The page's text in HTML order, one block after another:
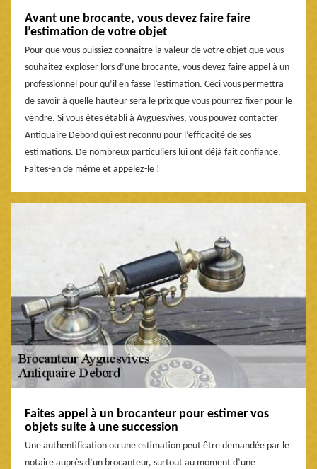
Avant une brocante, vous devez faire faire
l’estimation de votre objet
Pour que vous puissiez connaitre la valeur de votre objet que vous
souhaitez exploser lors d’une brocante, vous devez faire appel à un
professionnel pour qu’il en fasse l’estimation. Ceci vous permettra
de savoir à quelle hauteur sera le prix que vous pourrez fixer pour le
vendre. Si vous êtes établi à Ayguesvives, vous pouvez contacter
Antiquaire Debord qui est reconnu pour l’efficacité de ses
estimations. De nombreux particuliers lui ont déjà fait confiance.
Faites-en de même et appelez-le !
Faites appel à un brocanteur pour estimer vos
objets suite à une succession
Une authentification ou une estimation peut être demandée par le
notaire auprès d’un brocanteur, surtout au moment d’une